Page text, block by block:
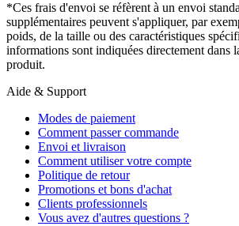
*Ces frais d'envoi se réfèrent à un envoi
supplémentaires peuvent s'appliquer, par
poids, de la taille ou des caractéristiques
informations sont indiquées directement dans
produit.
Aide & Support
Modes de paiement
Comment passer commande
Envoi et livraison
Comment utiliser votre compte
Politique de retour
Promotions et bons d'achat
Clients professionnels
Vous avez d'autres questions ?